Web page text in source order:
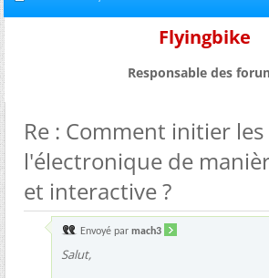
Flyingbike
Responsable des
Re : Comment initier
l'électronique de
et interactive ?
Envoyé par mach3
Salut,